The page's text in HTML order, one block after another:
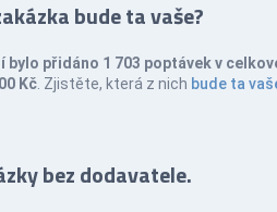
bude ta vaše?
bylo přidáno 1 703 poptávek v
Kč . Zjistěte, která z nich bude ta
bez dodavatele.